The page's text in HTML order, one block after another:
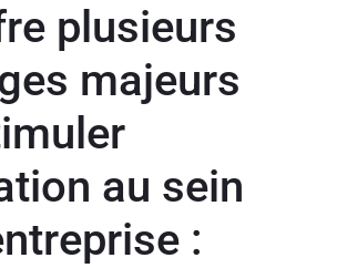
plusieurs
majeurs
au sein
: